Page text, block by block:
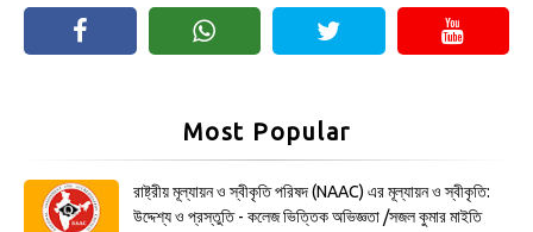
Most Popular
রাষ্ট্রীয় মূল্যায়ন ও স্বীকৃতি পরিষদ (NAAC) এর মূল্যায়ন ও স্বীকৃতি:
উদ্দেশ্য ও প্রস্তুতি - কলেজ ভিত্তিক অভিজ্ঞতা /সজল কুমার মাইতি